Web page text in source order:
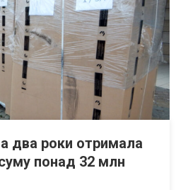
два роки отримала
понад 32 млн